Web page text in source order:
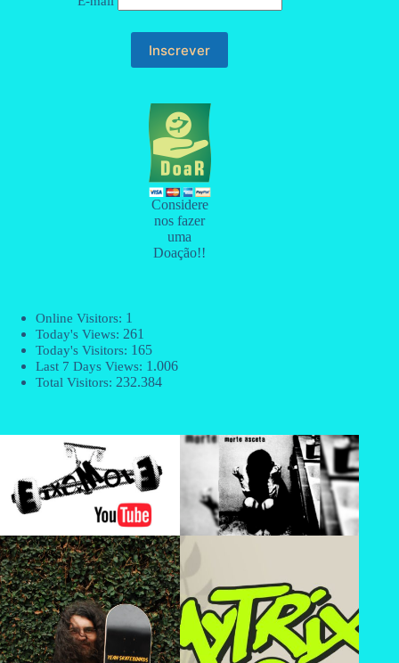
Considere
nos fazer
uma
Doação!!
Online Visitors: 1
Today's Views: 261
Today's Visitors: 165
Last 7 Days Views: 1.006
Total Visitors: 232.384